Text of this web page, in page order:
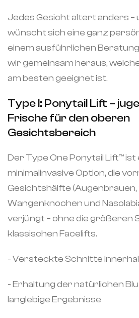
Jedes Gesicht altert anders –
wünscht sich eine ganz
einem ausführlichen
wir gemeinsam heraus,
am besten geeignet ist.
Type I: Ponytail Lift –
Frische für den oberen
Gesichtsbereich
Der Type One Ponytail Lift™️ ist
minimalinvasive Option, die
Gesichtshälfte (Augenbrauen,
Wangenknochen und
verjüngt – ohne die größeren
klassischen Facelifts.
- Versteckte Schnitte
- Erhaltung der natürlichen
langlebige Ergebnisse